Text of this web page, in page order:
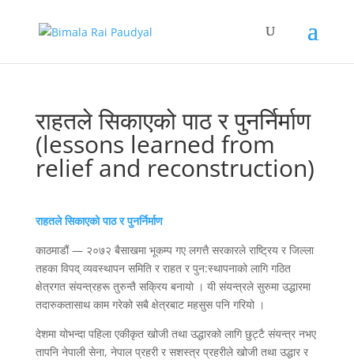
राहतले सिकाएको पाठ र पुनर्निर्माण
(lessons learned from
relief and reconstruction)
राहतले सिकाएको पाठ र पुनर्निर्माण
काठमाडौं — २०७२ बैसाखमा भूकम्प गए लगत्तै सरकारले राष्ट्रिय र जिल्ला
तहका विपद् व्यवस्थापन समिति र राहत र पुन:स्थापनाको लागि गठित
क्षेत्रगत संयन्त्रहरू तुरुन्तै सक्रिय बनायो । यी संयन्त्रले सुरुमा उद्धारमा
तदारुकतासाथ काम गरेको सबै क्षेत्रबाट महसुस पनि गरियो ।
देशमा योभन्दा पहिला एकीकृत खोजी तथा उद्धारको लागि छुट्टै संयन्त्र नभए
तापनि नेपाली सेना, नेपाल प्रहरी र सशस्त्र प्रहरीले खोजी तथा उद्धार र